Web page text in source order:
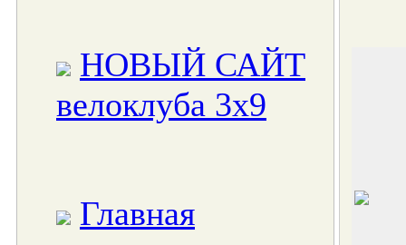
НОВЫЙ САЙТ
велоклуба 3x9
Главная